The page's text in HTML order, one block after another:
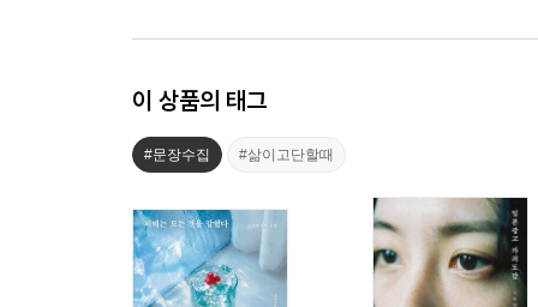
이 상품의 태그
#문장수집 #삶이고단할때